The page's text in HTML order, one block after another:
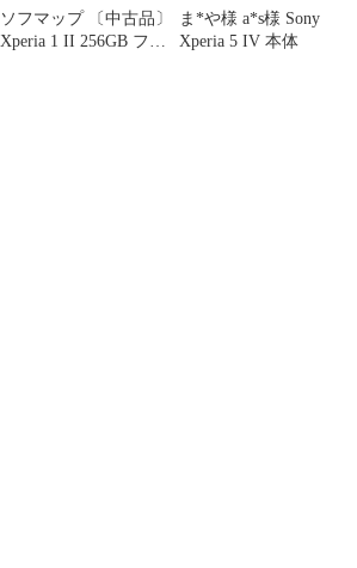
ソフマップ 〔中古品〕
Xperia 1 II 256GB フロ
ま*や様 a*s様 Sony
Xperia 5 IV 本体